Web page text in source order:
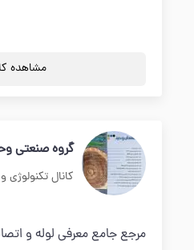
مشاهده
گروه صنعتی
کانال تکنولوژی
مرجع جامع معرفی لوله و